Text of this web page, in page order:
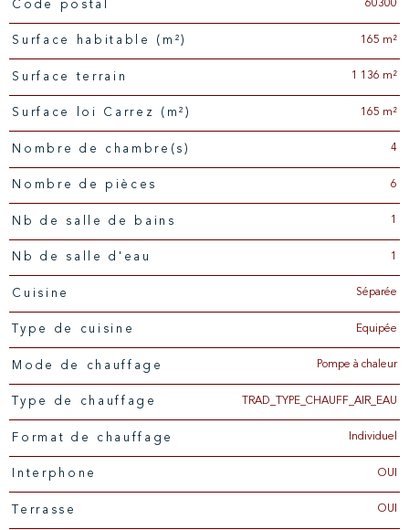
Caractéristiques Valeurs
Code postal 60300
Surface habitable (m²) 165 m²
surface terrain 1 136 m²
Surface loi Carrez (m²) 165 m²
Nombre de chambre(s) 4
Nombre de pièces 6
Nb de salle de bains 1
Nb de salle d'eau 1
Cuisine Séparée
Type de cuisine Equipée
Mode de chauffage Pompe à chaleur
Type de chauffage TRAD_TYPE_CHAUFF_AIR_EAU
Format de chauffage Individuel
Interphone OUI
Terrasse OUI